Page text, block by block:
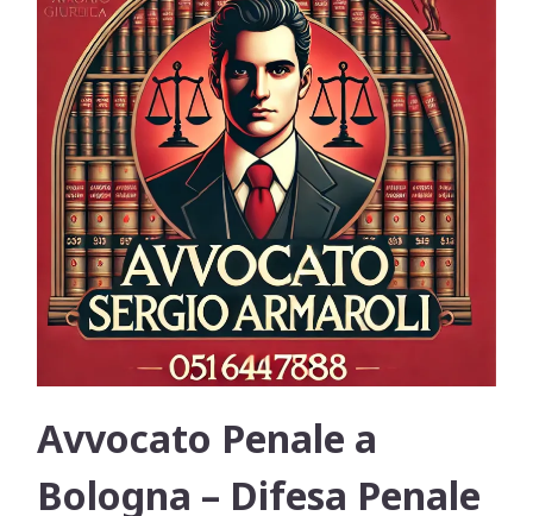
Avvocato Penale a
Bologna – Difesa Penale